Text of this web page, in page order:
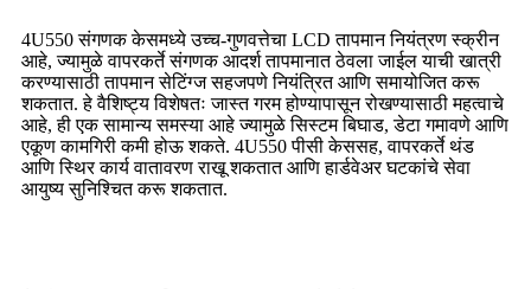
4U550 संगणक केसमध्ये उच्च-गुणवत्तेचा LCD तापमान नियंत्रण स्क्रीन
आहे, ज्यामुळे वापरकर्ते संगणक आदर्श तापमानात ठेवला जाईल याची खात्री
करण्यासाठी तापमान सेटिंग्ज सहजपणे नियंत्रित आणि समायोजित करू
शकतात. हे वैशिष्ट्य विशेषतः जास्त गरम होण्यापासून रोखण्यासाठी महत्वाचे
आहे, ही एक सामान्य समस्या आहे ज्यामुळे सिस्टम बिघाड, डेटा गमावणे आणि
एकूण कामगिरी कमी होऊ शकते. 4U550 पीसी केससह, वापरकर्ते थंड
आणि स्थिर कार्य वातावरण राखू शकतात आणि हार्डवेअर घटकांचे सेवा
आयुष्य सुनिश्चित करू शकतात.